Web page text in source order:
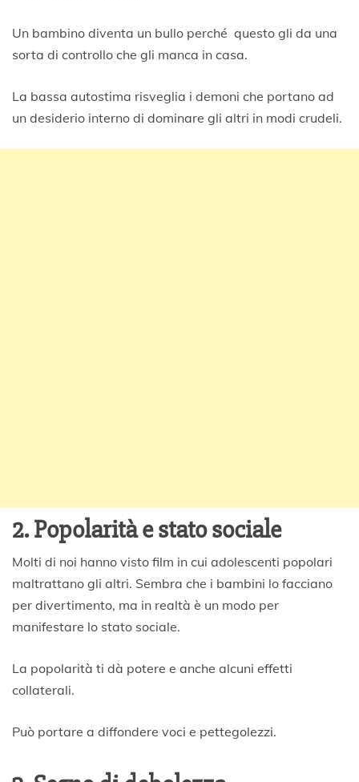
Un bambino diventa un bullo perché questo gli da una
sorta di controllo che gli manca in casa.
La bassa autostima risveglia i demoni che portano ad
un desiderio interno di dominare gli altri in modi crudeli.
2. Popolarità e stato sociale
Molti di noi hanno visto film in cui adolescenti popolari
maltrattano gli altri. Sembra che i bambini lo facciano
per divertimento, ma in realtà è un modo per
manifestare lo stato sociale.
La popolarità ti dà potere e anche alcuni effetti
collaterali.
Può portare a diffondere voci e pettegolezzi.